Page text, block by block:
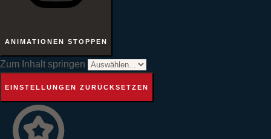
ANIMATIONEN STOPPEN
Zum Inhalt springen
EINSTELLUNGEN ZURÜCKSETZEN